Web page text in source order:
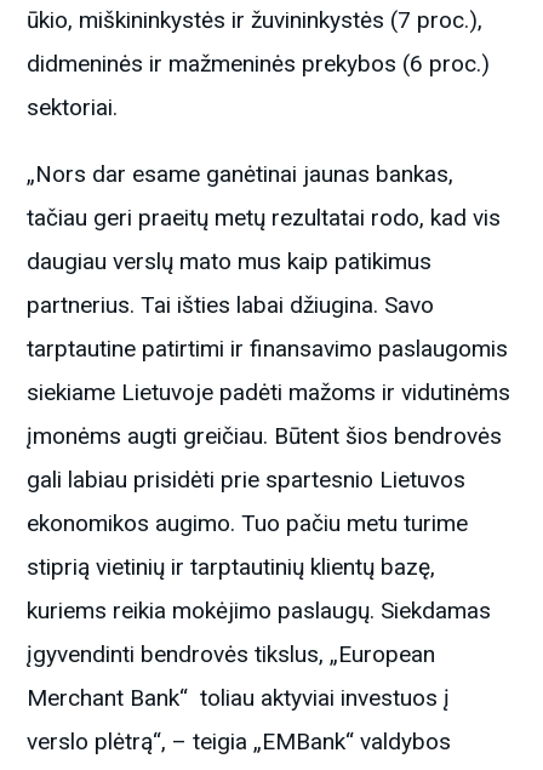
ūkio, miškininkystės ir žuvininkystės (7 proc.),
didmeninės ir mažmeninės prekybos (6 proc.)
sektoriai.
„Nors dar esame ganėtinai jaunas bankas,
tačiau geri praeitų metų rezultatai rodo, kad vis
daugiau verslų mato mus kaip patikimus
partnerius. Tai išties labai džiugina. Savo
tarptautine patirtimi ir finansavimo paslaugomis
siekiame Lietuvoje padėti mažoms ir vidutinėms
įmonėms augti greičiau. Būtent šios bendrovės
gali labiau prisidėti prie spartesnio Lietuvos
ekonomikos augimo. Tuo pačiu metu turime
stiprią vietinių ir tarptautinių klientų bazę,
kuriems reikia mokėjimo paslaugų. Siekdamas
įgyvendinti bendrovės tikslus, „European
Merchant Bank“ toliau aktyviai investuos į
verslo plėtrą“, – teigia „EMBank“ valdybos